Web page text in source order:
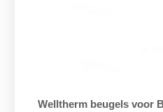
Welltherm beugels voor